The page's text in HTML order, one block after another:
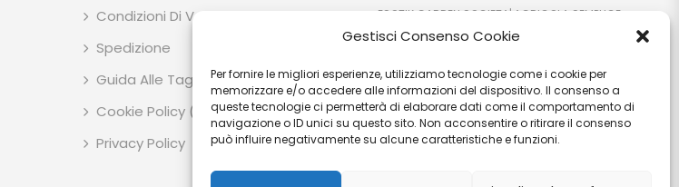
Gestisci Consenso Cookie
Per fornire le migliori esperienze, utilizziamo tecnologie come i cookie per
memorizzare e/o accedere alle informazioni del dispositivo. Il consenso a
queste tecnologie ci permetterà di elaborare dati come il comportamento di
navigazione o ID unici su questo sito. Non acconsentire o ritirare il consenso
può influire negativamente su alcune caratteristiche e funzioni.
Condizioni Di Vendita
Spedizione
Guida Alle Taglie E Dimensioni
Cookie Policy (UE)
Privacy Policy
ESOTIK GARDEN SOCIETA' AGRICOLA SEMPLICE
P.IVA: IT03707710541 C.F: 03707710541 VIA EZIO
esotikgarden@pec.it